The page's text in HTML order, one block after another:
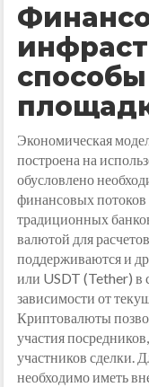
Экономическая
построена на
обусловлено
финансовых
традиционных
валютой для
поддерживаются и
или USDT (Tether) в
зависимости от
Криптовалюты
участия
участников сделки.
необходимо иметь